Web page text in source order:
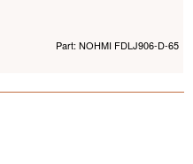
Part: NOHMI FDLJ906-D-65